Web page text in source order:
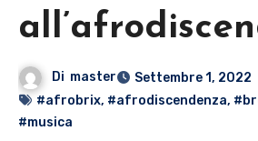
Di master
Settembre 1, 2022
#afrobrix, #afrodiscendenza,
#musica